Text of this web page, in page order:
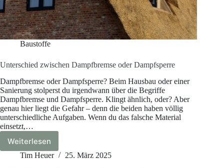
Baustoffe
Unterschied zwischen Dampfbremse oder Dampfsperre
Dampfbremse oder Dampfsperre? Beim Hausbau oder einer
Sanierung stolperst du irgendwann über die Begriffe
Dampfbremse und Dampfsperre. Klingt ähnlich, oder? Aber
genau hier liegt die Gefahr – denn die beiden haben völlig
unterschiedliche Aufgaben. Wenn du das falsche Material
einsetzt,…
Weiterlesen
Unterschied
zwischen
Tim Heuer 25. März 2025